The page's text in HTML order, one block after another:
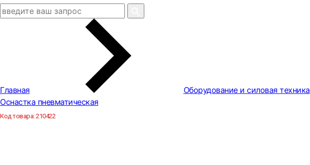
Главная Оборудование и силовая техника
Оснастка пневматическая
Код товара:210422